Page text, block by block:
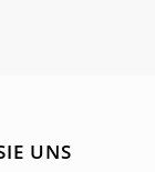
UNS